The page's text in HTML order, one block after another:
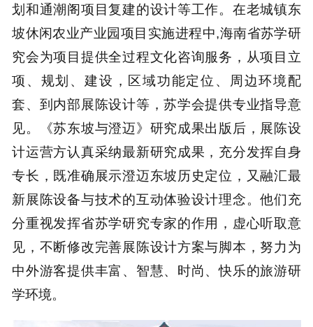
划和通潮阁项目复建的设计等工作。在老城镇东
坡休闲农业产业园项目实施进程中,海南省苏学研
究会为项目提供全过程文化咨询服务，从项目立
项、规划、建设，区域功能定位、周边环境配
套、到内部展陈设计等，苏学会提供专业指导意
见。《苏东坡与澄迈》研究成果出版后，展陈设
计运营方认真采纳最新研究成果，充分发挥自身
专长，既准确展示澄迈东坡历史定位，又融汇最
新展陈设备与技术的互动体验设计理念。他们充
分重视发挥省苏学研究专家的作用，虚心听取意
见，不断修改完善展陈设计方案与脚本，努力为
中外游客提供丰富、智慧、时尚、快乐的旅游研
学环境。